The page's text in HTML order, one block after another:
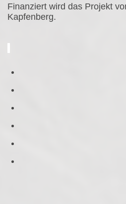
Finanziert wird das Projekt
Kapfenberg.